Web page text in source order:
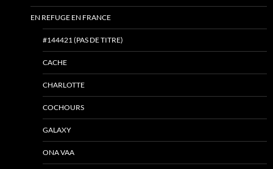
EN REFUGE EN FRANCE
#144421 (PAS DE TITRE)
CACHE
CHARLOTTE
COCHOURS
GALAXY
ONA VAA